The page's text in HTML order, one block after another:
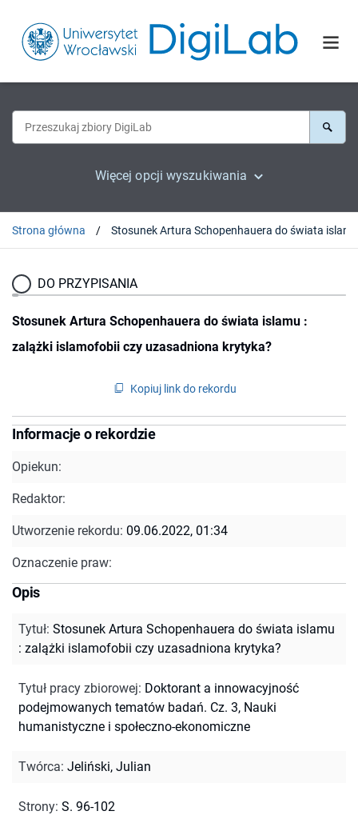
Więcej opcji wyszukiwania
Strona główna
DO PRZYPISANIA
Stosunek Artura Schopenhauera do świata islamu :
zalążki islamofobii czy uzasadniona krytyka?
Kopiuj link do rekordu
Informacje o rekordzie
Opiekun:
Redaktor:
Utworzenie rekordu: 09.06.2022, 01:34
Oznaczenie praw:
Opis
Tytuł: Stosunek Artura Schopenhauera do świata islamu
: zalążki islamofobii czy uzasadniona krytyka?
Tytuł pracy zbiorowej: Doktorant a innowacyjność
podejmowanych tematów badań. Cz. 3, Nauki
humanistyczne i społeczno-ekonomiczne
Twórca: Jeliński, Julian
Strony: S. 96-102